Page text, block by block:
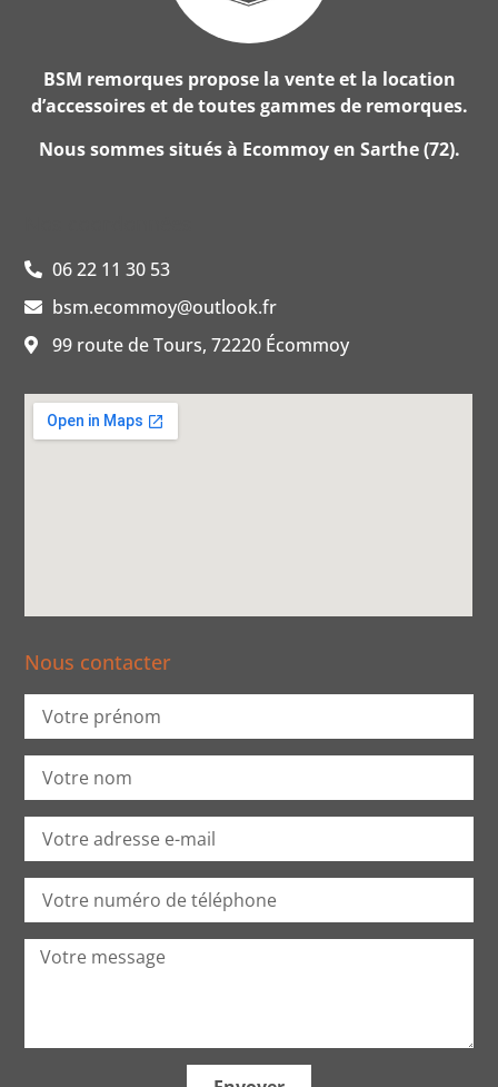
BSM remorques propose la vente et la location
d’accessoires et de toutes gammes de remorques.
Nous sommes situés à Ecommoy en Sarthe (72).
06 22 11 30 53
bsm.ecommoy@outlook.fr
99 route de Tours, 72220 Écommoy
Nous contacter